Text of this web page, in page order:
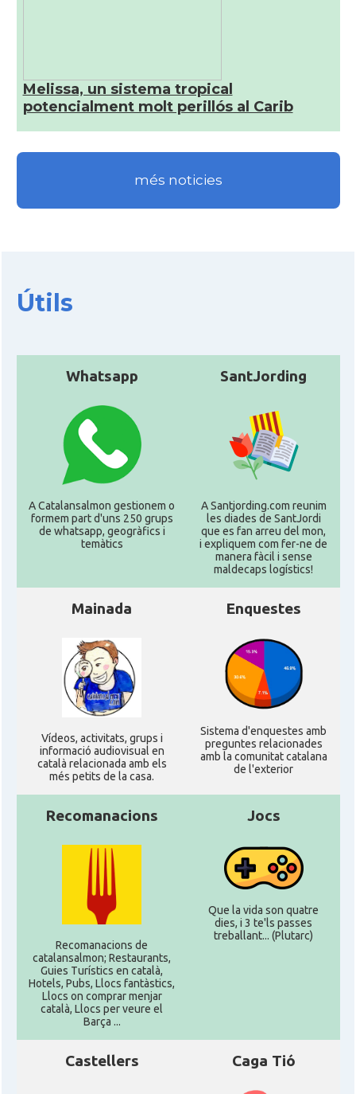
Melissa, un sistema tropical
potencialment molt perillós al Carib
més noticies
Útils
Whatsapp
A Catalansalmon gestionem o
formem part d'uns 250 grups
de whatsapp, geogràfics i
temàtics
SantJording
A Santjording.com reunim
les diades de SantJordi
que es fan arreu del mon,
i expliquem com fer-ne de
manera fàcil i sense
maldecaps logí­stics!
Mainada
Ví­deos, activitats, grups i
informació audiovisual en
català relacionada amb els
més petits de la casa.
Enquestes
Sistema d'enquestes amb
preguntes relacionades
amb la comunitat catalana
de l'exterior
Recomanacions
Recomanacions de
catalansalmon; Restaurants,
Guies Turístics en català,
Hotels, Pubs, Llocs fantàstics,
Llocs on comprar menjar
català, Llocs per veure el
Barça ...
Jocs
Que la vida son quatre
dies, i 3 te'ls passes
treballant... (Plutarc)
Castellers Caga Tió